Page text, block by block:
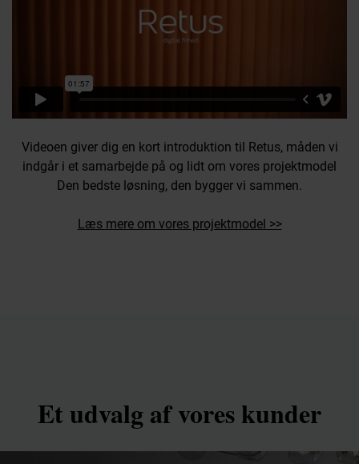
Videoen giver dig en kort introduktion til Retus, måden vi
indgår i et samarbejde på og lidt om vores projektmodel
Den bedste løsning, den bygger vi sammen.
Læs mere om vores projektmodel >>
Et udvalg af vores kunder